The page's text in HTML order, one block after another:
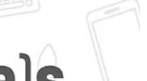
Où ? 6
Charles de Gaulle,
Cette action s’inscrit dans le
Quartiers en